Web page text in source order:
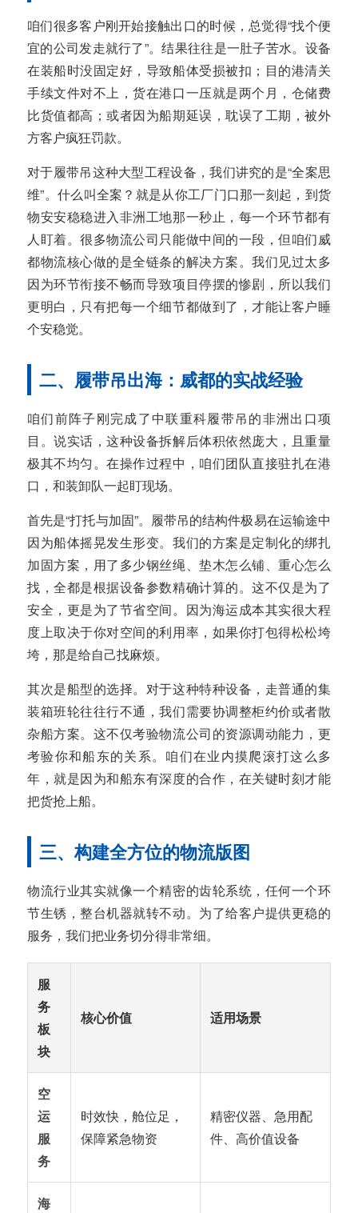
咱们很多客户刚开始接触出口的时候，总觉得“找个便
宜的公司发走就行了”。结果往往是一肚子苦水。设备
在装船时没固定好，导致船体受损被扣；目的港清关
手续文件对不上，货在港口一压就是两个月，仓储费
比货值都高；或者因为船期延误，耽误了工期，被外
方客户疯狂罚款。
对于履带吊这种大型工程设备，我们讲究的是“全案思
维”。什么叫全案？就是从你工厂门口那一刻起，到货
物安安稳稳进入非洲工地那一秒止，每一个环节都有
人盯着。很多物流公司只能做中间的一段，但咱们威
都物流核心做的是全链条的解决方案。我们见过太多
因为环节衔接不畅而导致项目停摆的惨剧，所以我们
更明白，只有把每一个细节都做到了，才能让客户睡
个安稳觉。
二、履带吊出海：威都的实战经验
咱们前阵子刚完成了中联重科履带吊的非洲出口项
目。说实话，这种设备拆解后体积依然庞大，且重量
极其不均匀。在操作过程中，咱们团队直接驻扎在港
口，和装卸队一起盯现场。
首先是“打托与加固”。履带吊的结构件极易在运输途中
因为船体摇晃发生形变。我们的方案是定制化的绑扎
加固方案，用了多少钢丝绳、垫木怎么铺、重心怎么
找，全都是根据设备参数精确计算的。这不仅是为了
安全，更是为了节省空间。因为海运成本其实很大程
度上取决于你对空间的利用率，如果你打包得松松垮
垮，那是给自己找麻烦。
其次是船型的选择。对于这种特种设备，走普通的集
装箱班轮往往行不通，我们需要协调整柜约价或者散
杂船方案。这不仅考验物流公司的资源调动能力，更
考验你和船东的关系。咱们在业内摸爬滚打这么多
年，就是因为和船东有深度的合作，在关键时刻才能
把货抢上船。
三、构建全方位的物流版图
物流行业其实就像一个精密的齿轮系统，任何一个环
节生锈，整台机器就转不动。为了给客户提供更稳的
服务，我们把业务切分得非常细。
服
务
板
块
核心价值 适用场景
空
运
服
务
时效快，舱位足，
保障紧急物资
精密仪器、急用配
件、高价值设备
海